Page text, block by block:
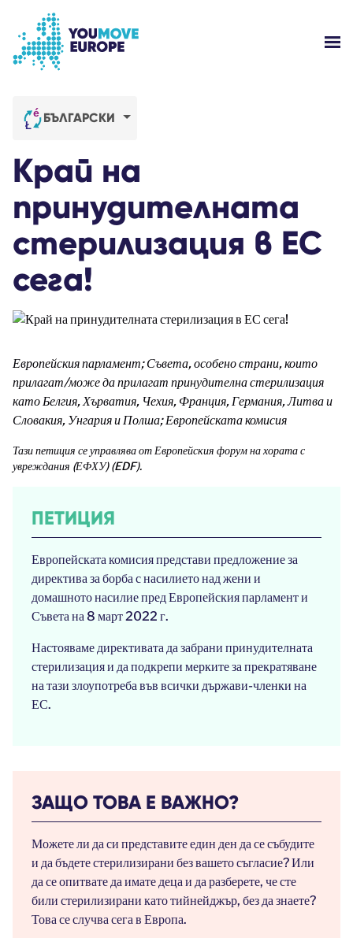
БЪЛГАРСКИ
Край на
принудителната
стерилизация в ЕС
сега!
Европейския парламент; Съвета, особено страни, които
прилагат/може да прилагат принудителна стерилизация
като Белгия, Хърватия, Чехия, Франция, Германия, Литва и
Словакия, Унгария и Полша; Европейската комисия
Тази петиция се управлява от Европейския форум на хората с
увреждания (ЕФХУ) (EDF).
ПЕТИЦИЯ
Европейската комисия представи предложение за
директива за борба с насилието над жени и
домашното насилие пред Европейския парламент и
Съвета на 8 март 2022 г.
Настояваме директивата да забрани принудителната
стерилизация и да подкрепи мерките за прекратяване
на тази злоупотреба във всички държави-членки на
ЕС.
ЗАЩО ТОВА Е ВАЖНО?
Можете ли да си представите един ден да се събудите
и да бъдете стерилизирани без вашето съгласие? Или
да се опитвате да имате деца и да разберете, че сте
били стерилизирани като тийнейджър, без да знаете?
Това се случва сега в Европа.